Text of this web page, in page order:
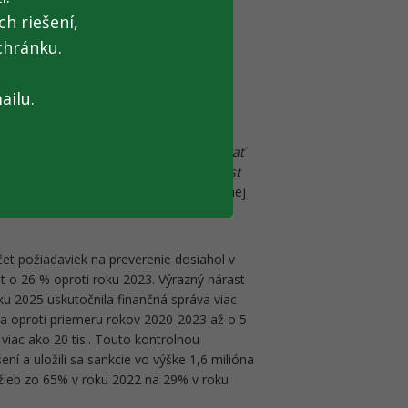
ale ešte dôležitejšie je, že
povinností a motivovať ich dodržiavať
prístup je správny a funguje: nárast
uviedol prezident finančnej
požiadaviek na preverenie dosiahol v
26 % oproti roku 2023. Výrazný nárast
2025 uskutočnila finančná správa viac
oproti priemeru rokov 2020-2023 až o 5
ako 20 tis.. Touto kontrolnou
a uložili sa sankcie vo výške 1,6 milióna
zo 65% v roku 2022 na 29% v roku
riešení,